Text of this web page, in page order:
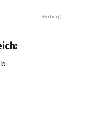
Werbung: